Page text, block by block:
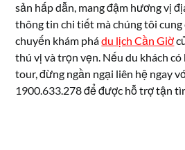
sản hấp dẫn, mang đậm hương vị
thông tin chi tiết mà chúng tôi cung
chuyến khám phádu lịch Cần Giờ
thú vị và trọn vẹn. Nếu du khách
tour, đừng ngần ngại liên hệ ngay
1900.633.278 để được hỗ trợ tận